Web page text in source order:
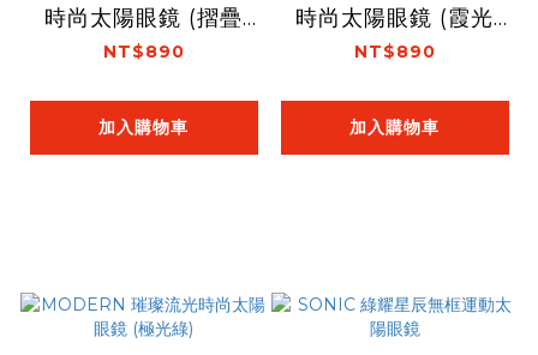
時尚太陽眼鏡 (摺疊
款)(夜幕黑)
NT$890
加入購物車
時尚太陽眼鏡 (霞光
紅)
NT$890
加入購物車